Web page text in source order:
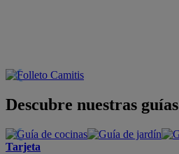
Descubre nuestras guías
Tarjeta